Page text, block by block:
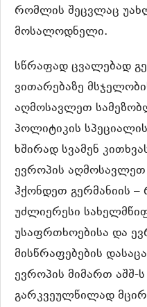
რომლის შეცვლაც
მოსალოდნელი.
სწრაფად ცვალებად
ვითარებაზე
აღმოსავლეთ
პოლიტიკის
ხშირად სვამენ
ევროპის აღმოსავლეთ
ჰქონდეთ გერმანიის
უძლიერესი
უსაფრთხოებისა და
მისწრაფებების
ევროპის მიმართ აშშ-
გარკვეულწილად